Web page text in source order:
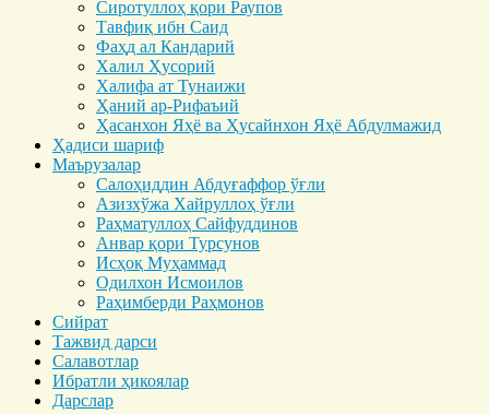
Сиротуллоҳ қори Раупов
Тавфиқ ибн Саид
Фаҳд ал Кандарий
Халил Ҳусорий
Халифа ат Тунаижи
Ҳаний ар-Рифаъий
Ҳасанхон Яҳё ва Ҳусайнхон Яҳё Абдулмажид
Ҳадиси шариф
Маърузалар
Салоҳиддин Абдуғаффор ўғли
Азизхўжа Хайруллоҳ ўғли
Раҳматуллоҳ Сайфуддинов
Анвар қори Турсунов
Исҳоқ Муҳаммад
Одилхон Исмоилов
Раҳимберди Раҳмонов
Сийрат
Тажвид дарси
Салавотлар
Ибратли ҳикоялар
Дарслар